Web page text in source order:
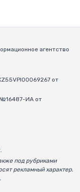
агентство
от
№16487-ИА от
под рубриками
рекламный характер.